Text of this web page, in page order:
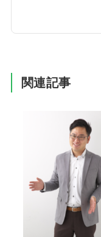
関連記事